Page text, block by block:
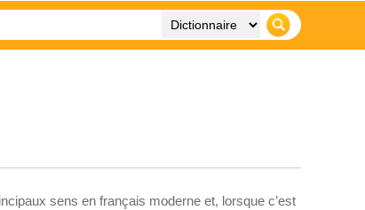
sens en français moderne et, lorsque c’est